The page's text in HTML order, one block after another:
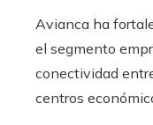
Avianca ha
el segmento
conectividad
centros